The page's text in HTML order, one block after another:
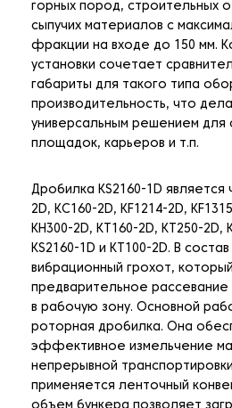
горных пород, строительных
сыпучих материалов с
фракции на входе до 150 мм.
установки сочетает
габариты для такого типа
производительность, что
универсальным решением для
площадок, карьеров и т.п.
Дробилка KS2160-1D является
2D, KC160-2D, KF1214-2D,
KH300-2D, KT160-2D, KT250-2D,
KS2160-1D и KT100-2D. В
вибрационный грохот,
предварительное
в рабочую зону. Основной
роторная дробилка. Она
эффективное измельчение
непрерывной
применяется ленточный